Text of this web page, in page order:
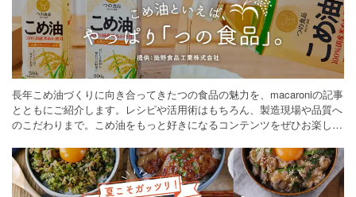
長年こめ油づくりに向き合ってきたつの食品の魅力を、macaroniの記事
とともにご紹介します。レシピや活用術はもちろん、製造現場や品質へ
のこだわりまで。こめ油をもっと好きになるコンテンツをぜひお楽しみ